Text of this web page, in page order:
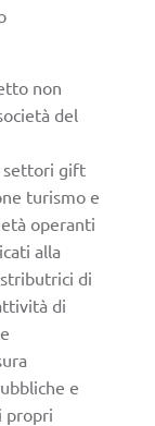
non
del
settori gift
turismo e
operanti
alla
di
di
e
propri